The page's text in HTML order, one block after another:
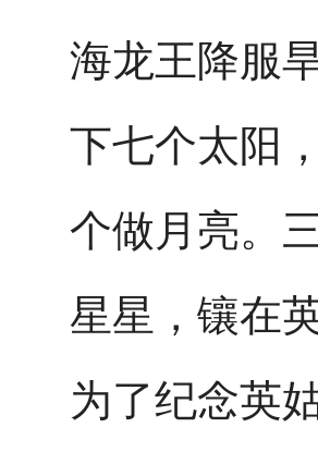
海龙王降服
下七个太阳
个做月亮。
星星，镶在
为了纪念英